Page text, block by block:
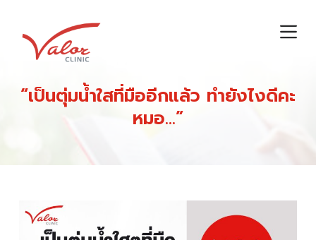
“เป็นตุ่มน้ำใสที่มืออีกแล้ว ทำยังไงดีคะ
หมอ…”